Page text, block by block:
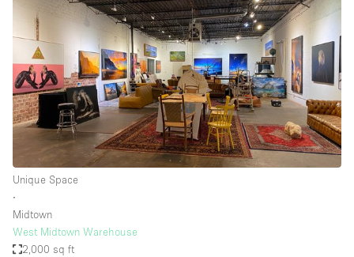
Unique Space
∙
Midtown
West Midtown Warehouse
2,000 sq ft